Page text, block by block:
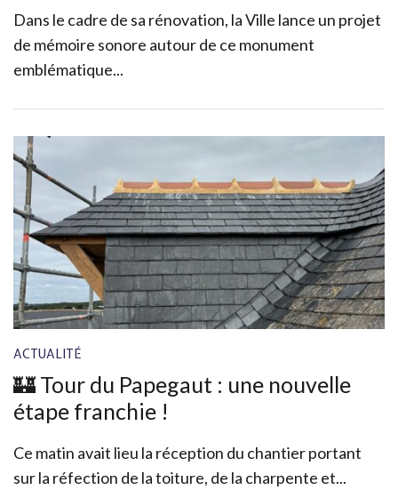
Dans le cadre de sa rénovation, la Ville lance un projet
de mémoire sonore autour de ce monument
emblématique...
ACTUALITÉ
🏰 Tour du Papegaut : une nouvelle
étape franchie !
Ce matin avait lieu la réception du chantier portant
sur la réfection de la toiture, de la charpente et...